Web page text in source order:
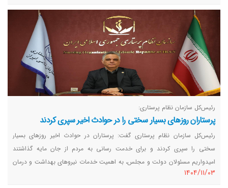
داشتند.
رئیس‌کل سازمان نظام پرستاری:
پرستاران روزهای بسیار سختی را در حوادث اخیر سپری کردند
رئیس‌کل سازمان نظام پرستاری گفت: پرستاران در حوادث اخیر روزهای بسیار
سختی را سپری کردند و برای خدمت رسانی به مردم از جان مایه گذاشتند
امیدواریم مسئولان دولت و مجلس، به اهمیت خدمات نیروهای بهداشت و درمان
کشور توجه کنند.
١٤٠٤/١١/٠٣